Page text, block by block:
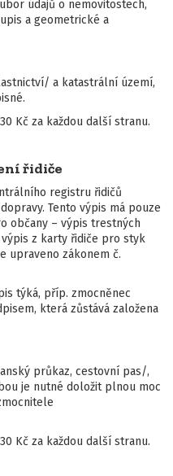
údajů o nemovitostech,
a geometrické a
a katastrální území,
Kč za každou další stranu.
řidiče
registru řidičů
Tento výpis má pouze
občany – výpis trestných
výpis z karty řidiče pro styk
upraveno zákonem č.
týká, příp. zmocněnec
která zůstává založena
průkaz, cestovní pas/,
je nutné doložit plnou moc
Kč za každou další stranu.